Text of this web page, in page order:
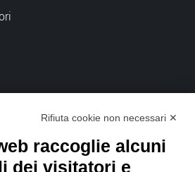
Rifiuta cookie non necessari ✕
raccoglie alcuni
dei visitatori e